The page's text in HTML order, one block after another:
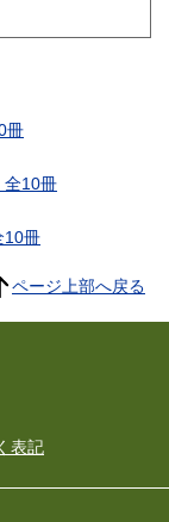
冊
全10冊
10冊
ページ上部へ戻る
表記